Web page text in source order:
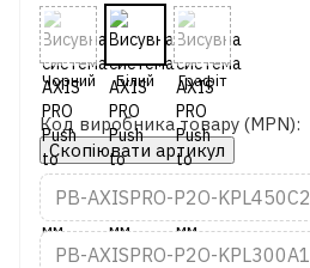
Код виробника товару (MPN):
Скопіювати артикул
PB-AXISPRO-P2O-KPL450C2
PB-AXISPRO-P2O-KPL300A1